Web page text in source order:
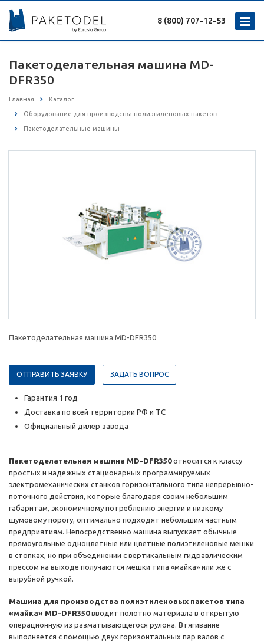
8 (800) 707-12-53
Пакетоделательная машина MD-
DFR350
Главная Каталог
Оборудование для производства полиэтиленовых пакетов
Пакетоделательные машины
Пакетоделательная машина MD-DFR350
ОТПРАВИТЬ ЗАЯВКУ ЗАДАТЬ ВОПРОС
Гарантия 1 год
Доставка по всей территории РФ и ТС
Официальный дилер завода
Пакетоделательная машина MD-DFR350относится к классу
простых и надежных стационарных программируемых
электромеханических станков горизонтального типа непрерывно-
поточного действия, которые благодаря своим небольшим
габаритам, экономичному потреблению энергии и низкому
шумовому порогу, оптимально подходят небольшим частным
предприятиям. Непосредственно машина выпускает обычные
прямоугольные одноцветные или цветные полиэтиленовые мешки
в стопках, но при объединении с вертикальным гидравлическим
прессом на выходе получаются мешки типа «майка» или же с
вырубной ручкой.
Машина для производства полиэтиленовых пакетов типа
«майка» MD-DFR350вводит полотно материала в открытую
операционную из разматывающегося рулона. Втягивание
выполняется с помощью двух горизонтальных пар валов с